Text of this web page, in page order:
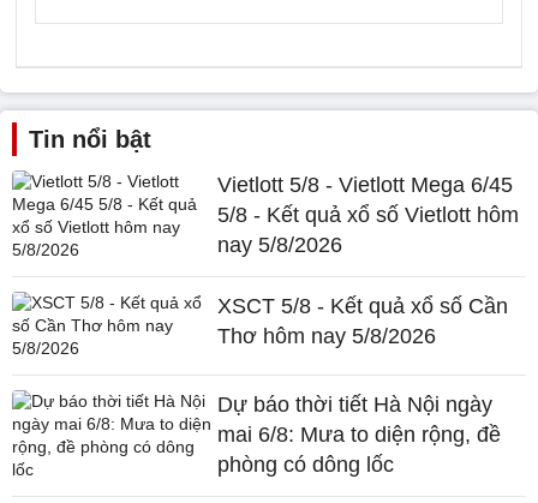
Tin nổi bật
Vietlott 5/8 - Vietlott Mega 6/45
5/8 - Kết quả xổ số Vietlott hôm
nay 5/8/2026
XSCT 5/8 - Kết quả xổ số Cần
Thơ hôm nay 5/8/2026
Dự báo thời tiết Hà Nội ngày
mai 6/8: Mưa to diện rộng, đề
phòng có dông lốc